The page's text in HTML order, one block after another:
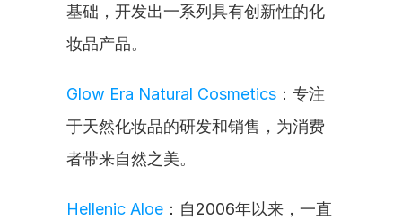
基础，开发出一系列具有创新性的化
妆品产品。
Glow Era Natural Cosmetics ：专注
于天然化妆品的研发和销售，为消费
者带来自然之美。
Hellenic Aloe ：自2006年以来，一直